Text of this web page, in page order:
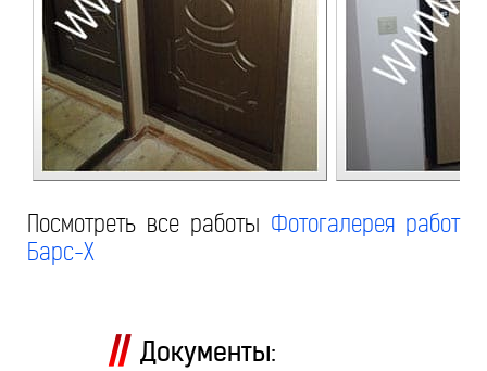
Посмотреть все работы Фотогалерея работ
Барс-Х
Документы: